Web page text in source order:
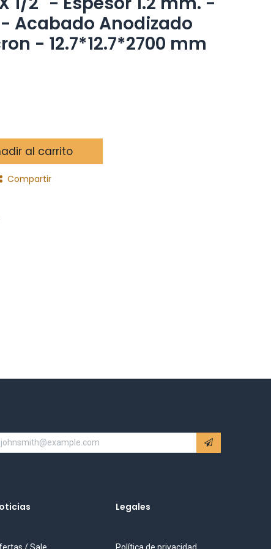
- Acabado Anodizado
- 12.7*12.7*2700 mm
al carrito
Compartir
Legales